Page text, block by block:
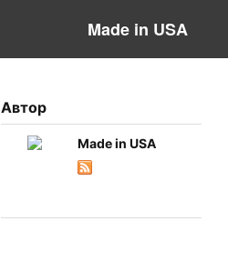
Made in USA
Автор
Made in USA